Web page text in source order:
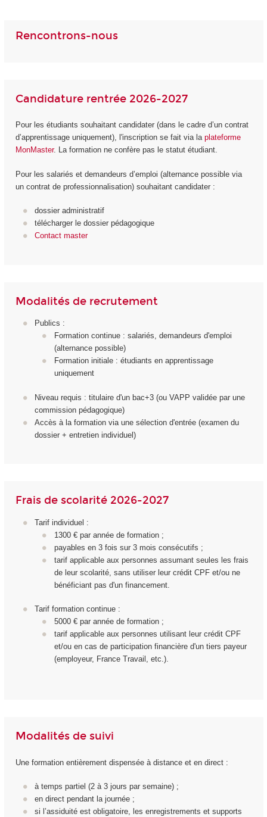
Rencontrons-nous
Candidature rentrée 2026-2027
Pour les étudiants souhaitant candidater (dans le cadre d’un contrat
d’apprentissage uniquement), l'inscription se fait via la plateforme
MonMaster. La formation ne confère pas le statut étudiant.
Pour les salariés et demandeurs d’emploi (alternance possible via
un contrat de professionnalisation) souhaitant candidater :
dossier administratif
télécharger le dossier pédagogique
Contact master
Modalités de recrutement
Publics :
Formation continue : salariés, demandeurs d'emploi
(alternance possible)
Formation initiale : étudiants en apprentissage
uniquement
Niveau requis : titulaire d'un bac+3 (ou VAPP validée par une
commission pédagogique)
Accès à la formation via une sélection d'entrée (examen du
dossier + entretien individuel)
Frais de scolarité 2026-2027
Tarif individuel :
1300 € par année de formation ;
payables en 3 fois sur 3 mois consécutifs ;
tarif applicable aux personnes assumant seules les frais
de leur scolarité, sans utiliser leur crédit CPF et/ou ne
bénéficiant pas d'un financement.
Tarif formation continue :
5000 € par année de formation ;
tarif applicable aux personnes utilisant leur crédit CPF
et/ou en cas de participation financière d'un tiers payeur
(employeur, France Travail, etc.).
Modalités de suivi
Une formation entièrement dispensée à distance et en direct :
à temps partiel (2 à 3 jours par semaine) ;
en direct pendant la journée ;
si l’assiduité est obligatoire, les enregistrements et supports